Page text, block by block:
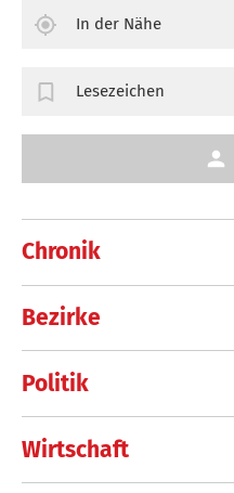
Chronik
Bezirke
Politik
Wirtschaft
In der Nähe
Lesezeichen